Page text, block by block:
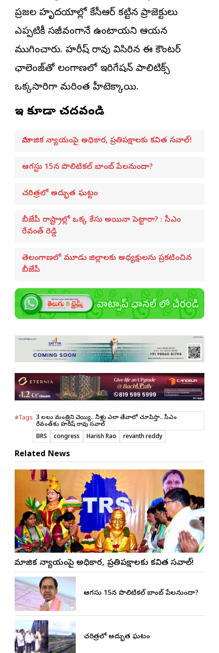
ప్రజల హృదయాల్లో కేసీఆర్ కట్టిన ప్రాజెక్టులు
ఎప్పటికీ సజీవంగానే ఉంటాయని ఆయన
ముగించారు. హరీష్ రావు విసిరిన ఈ కౌంటర్
ఛాలెంజ్‌తో తెలంగాణలో ఇరిగేషన్ పాలిటిక్స్
ఒక్కసారిగా మరింత హీటెక్కాయి.
ఇవి కూడా చదవండి
సామాజిక న్యాయంపై అధికార, ప్రతిపక్షాలకు కవిత సవాల్!
ఆగస్టు 15న పొలిటికల్ బాంబ్ పేలనుందా?
చరిత్రలో అద్భుత ఘట్టం
బీజేపీ రాష్ట్రాల్లో ఒక్క కేసు అయినా పెట్టారా? : సీఎం
రేవంత్ రెడ్డి
తెలంగాణలో మూడు జిల్లాలకు అధ్యక్షులను ప్రకటించిన
బీజేపీ
#Tags 3 నెలలు మంత్రిని చెయ్యి.. నీళ్లు ఎలా తేవాలో చూపిస్తా.. సీఎం
రేవంత్‌కు హరీష్ రావు సవాల్
BRS
congress Harish Rao revanth reddy
Related News
సామాజిక న్యాయంపై అధికార, ప్రతిపక్షాలకు కవిత సవాల్!
ఆగస్టు 15న పొలిటికల్ బాంబ్ పేలనుందా?
చరిత్రలో అద్భుత ఘట్టం